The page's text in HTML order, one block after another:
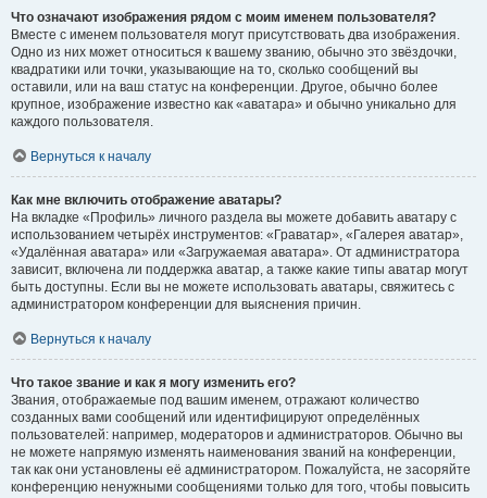
Что означают изображения рядом с моим именем пользователя?
Вместе с именем пользователя могут присутствовать два изображения.
Одно из них может относиться к вашему званию, обычно это звёздочки,
квадратики или точки, указывающие на то, сколько сообщений вы
оставили, или на ваш статус на конференции. Другое, обычно более
крупное, изображение известно как «аватара» и обычно уникально для
каждого пользователя.
Вернуться к началу
Как мне включить отображение аватары?
На вкладке «Профиль» личного раздела вы можете добавить аватару с
использованием четырёх инструментов: «Граватар», «Галерея аватар»,
«Удалённая аватара» или «Загружаемая аватара». От администратора
зависит, включена ли поддержка аватар, а также какие типы аватар могут
быть доступны. Если вы не можете использовать аватары, свяжитесь с
администратором конференции для выяснения причин.
Вернуться к началу
Что такое звание и как я могу изменить его?
Звания, отображаемые под вашим именем, отражают количество
созданных вами сообщений или идентифицируют определённых
пользователей: например, модераторов и администраторов. Обычно вы
не можете напрямую изменять наименования званий на конференции,
так как они установлены её администратором. Пожалуйста, не засоряйте
конференцию ненужными сообщениями только для того, чтобы повысить